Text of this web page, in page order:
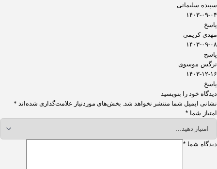
سپیده سلیمانی
۱۴۰۳-۰۹-۰۴
پاسخ
مهدی کریمی
۱۴۰۳-۰۹-۰۸
پاسخ
نرگس موسوی
۱۴۰۳-۱۲-۱۶
پاسخ
دیدگاه خود را بنویسید
نشانی ایمیل شما منتشر نخواهد شد. بخش‌های موردنیاز علامت‌گذاری شده‌اند *
امتیاز شما *
دیدگاه شما *